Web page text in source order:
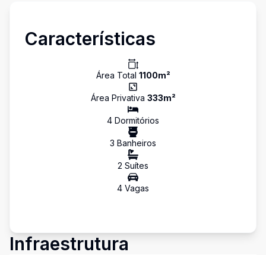
Características
Área Total 1100m²
Área Privativa 333m²
4 Dormitórios
3 Banheiros
2 Suítes
4 Vagas
Infraestrutura